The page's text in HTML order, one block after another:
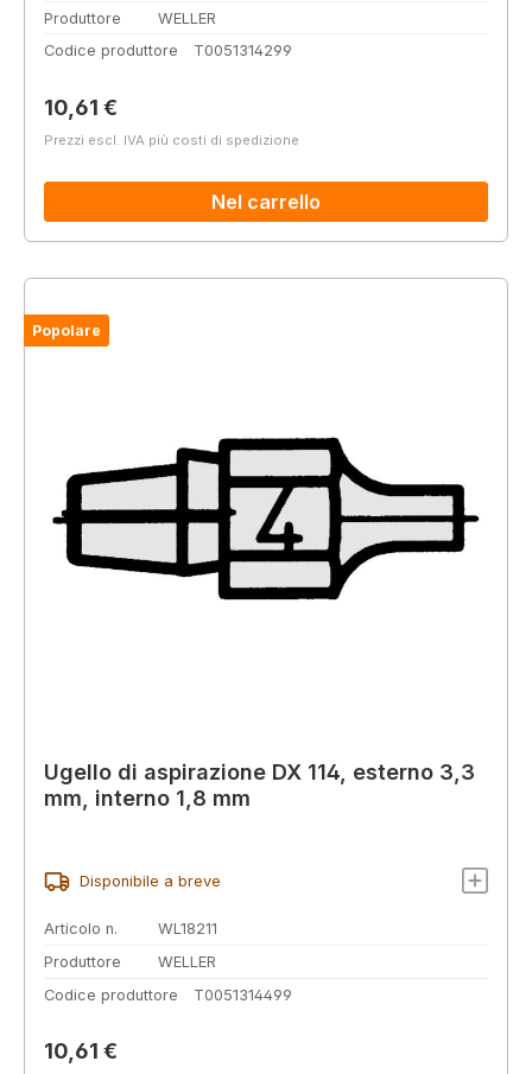
Produttore
WELLER
Codice produttore
T0051314299
Prezzo normale:
10,61 €
Prezzi escl. IVA più costi di spedizione
Nel carrello
Popolare
Ugello di aspirazione DX 114, esterno 3,3
mm, interno 1,8 mm
Disponibile a breve
Articolo n.
WL18211
Produttore
WELLER
Codice produttore
T0051314499
Prezzo normale:
10,61 €